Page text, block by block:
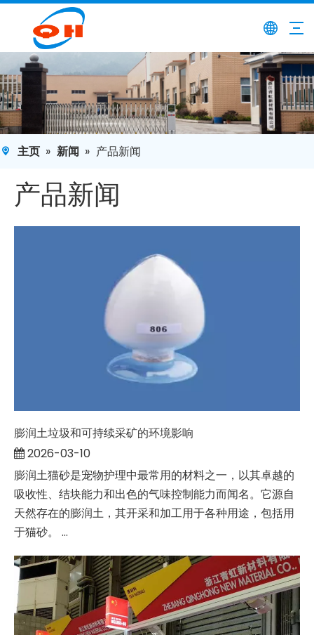
主页 » 新闻 » 产品新闻
产品新闻
膨润土垃圾和可持续采矿的环境影响
2026-03-10
膨润土猫砂是宠物护理中最常用的材料之一，以其卓越的
吸收性、结块能力和出色的气味控制能力而闻名。它源自
天然存在的膨润土，其开采和加工用于各种用途，包括用
于猫砂。 ...